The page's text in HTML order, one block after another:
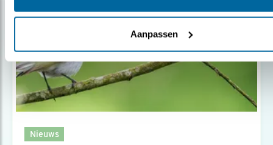
Aanpassen
Nieuws